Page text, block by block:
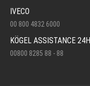
IVECO
00 800 4832 6000
KÖGEL ASSISTANCE 24H
00800 8285 88 - 88